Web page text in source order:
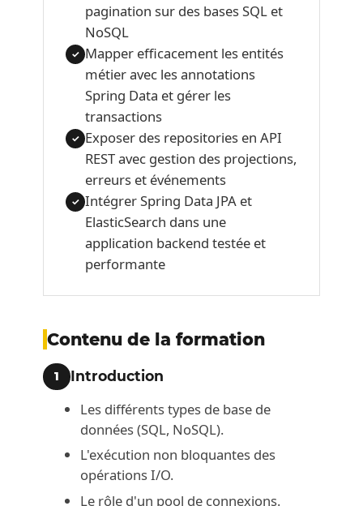
pagination sur des bases SQL et
NoSQL
✓ Mapper efficacement les entités
métier avec les annotations
Spring Data et gérer les
transactions
✓ Exposer des repositories en API
REST avec gestion des projections,
erreurs et événements
✓ Intégrer Spring Data JPA et
ElasticSearch dans une
application backend testée et
performante
Contenu de la formation
1 Introduction
Les différents types de base de
données (SQL, NoSQL).
L'exécution non bloquantes des
opérations I/O.
Le rôle d'un pool de connexions.